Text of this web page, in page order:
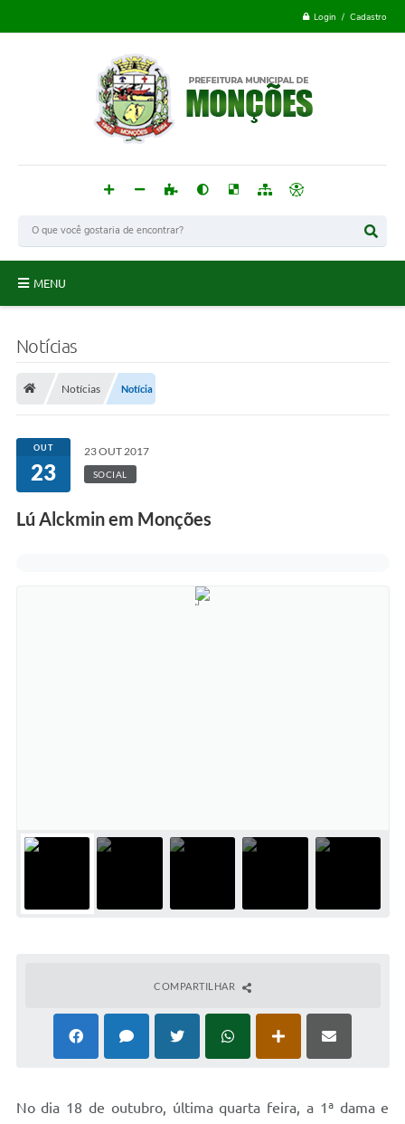
Login / Cadastro
MENU
Publicações
Ouvidoria
Horários da Piscina Aquecida
Obras
Notícias
Notícias Notícia
OUT
23
23 OUT 2017
SOCIAL
Lú Alckmin em Monções
COMPARTILHAR
No dia 18 de outubro, última quarta feira, a 1ª dama e